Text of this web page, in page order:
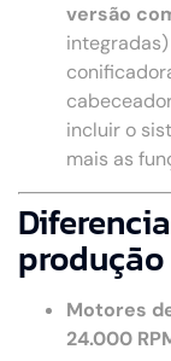
versão
incluir o
mais as
Motores
24.000